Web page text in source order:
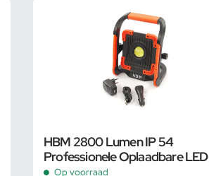
HBM 2800 Lumen IP 54
Professionele Oplaadbare LED
Bouwlamp Met Powerbank
Op voorraad